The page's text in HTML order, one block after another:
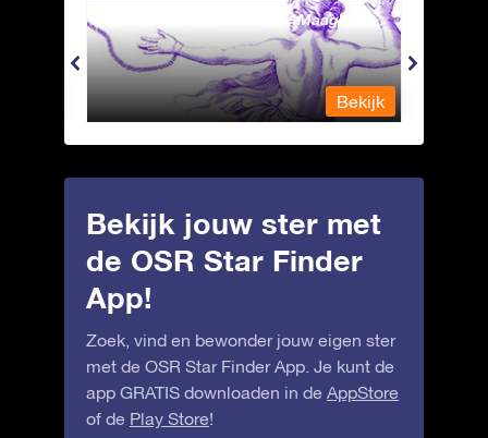
Andromeda - Geketende Maagd
Bekijk
Bekijk jouw ster met
de OSR Star Finder
App!
Zoek, vind en bewonder jouw eigen ster
met de OSR Star Finder App. Je kunt de
app GRATIS downloaden in de AppStore
of de Play Store!